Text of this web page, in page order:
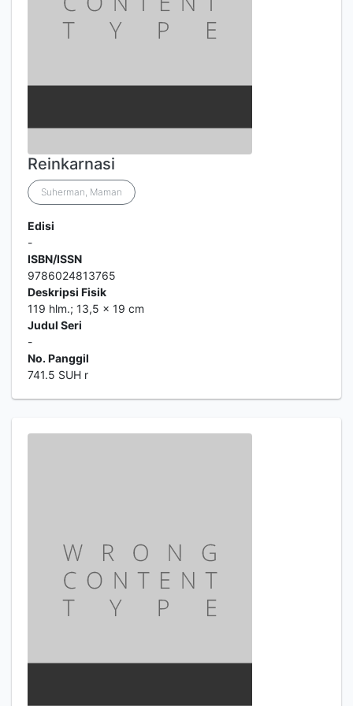
Reinkarnasi
Suherman, Maman
Edisi
-
ISBN/ISSN
9786024813765
Deskripsi Fisik
119 hlm.; 13,5 x 19 cm
Judul Seri
-
No. Panggil
741.5 SUH r